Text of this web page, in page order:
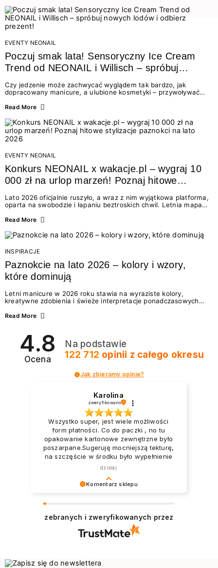
EVENTY NEONAIL
Poczuj smak lata! Sensoryczny Ice Cream
Trend od NEONAIL i Willisch – spróbuj
nowych lodów i odbierz prezent!
Czy jedzenie może zachwycać wyglądem tak bardzo, jak
dopracowany manicure, a ulubione kosmetyki – przywoływać
świata beauty i oszałamiających deserów to coś więcej niż
zmysłami: przez soczysty kolor, aksamitną teksturę,
orzeźwiający zapach i słodki akcent na podniebieniu. Tego lata
NEONAIL łączy siły z marką Willisch, tworząc unikalny projekt
na styku jedzenia i piękna....
Read More
EVENTY NEONAIL
Konkurs NEONAIL x wakacje.pl – wygraj 10
000 zł na urlop marzeń! Poznaj hitowe
Lato 2026 oficjalnie ruszyło, a wraz z nim wyjątkowa platforma,
oparta na swobodzie i łapaniu beztroskich chwil. Letnia mapa
doświadczenia wakacji – od spontanicznych wyjazdów, przez
Motywem przewodnim jest eksplorowanie i kolekcjonowanie
letnich momentów. Z tej okazji przygotowaliśmy coś absolutnie
wyjątkowego: wielki konkurs z wakacje.pl oraz dawkę
najgorętszych trendów w...
Read More
INSPIRACJE
Paznokcie na lato 2026 – kolory i wzory,
które dominują
Letni manicure w 2026 roku stawia na wyraziste kolory,
kreatywne zdobienia i świeże interpretacje ponadczasowych
zarówno energetycznych odcieni inspirowanych wakacjami, jak
2026? Znajdź inspirację dla swojego manicure!
Read More
4.8
Ocena
Na podstawie
122 712 opinii z całego okresu
Jak zbieramy opinie?
Komentarz sklepu
klienta i Twoja recenzja potwierdza nasze
wysiłki - dziękujemy raz jeszcze i mamy
nadzieję - do szybkiego zobaczenia!
Karolina
zweryfikowano
Wszystko super, jest wiele możliwości
form płatności. Co do paczki , no tu
opakowanie kartonowe zewnętrzne było
poszarpane.Sugeruję mocniejszą tekturę,
na szczęście w środku było wypełnienie
foliowe i to zabezpieczyło produkty.
widać było wnętrze, strasznie żałuję że
dostałam na drugi dzień. Akurat na Wasze
produkty mogłabym czekać i dłużej. Od lat
kocham na nich pracować, niezawodna
dzisiaj
zebranych i zweryfikowanych przez